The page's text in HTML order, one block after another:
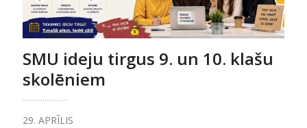
SMU ideju tirgus 9. un 10. klašu
skolēniem
29. APRĪLIS